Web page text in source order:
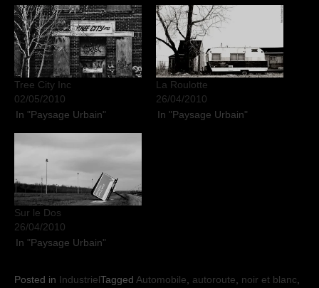
Tree City Inc
02/05/2010
In "Paysage Urbain"
La Roulotte
26/04/2010
In "Paysage Urbain"
Sur le Dos
26/04/2010
In "Paysage Urbain"
Posted in IndustrielTagged Automobile, autoroute, noir et blanc,